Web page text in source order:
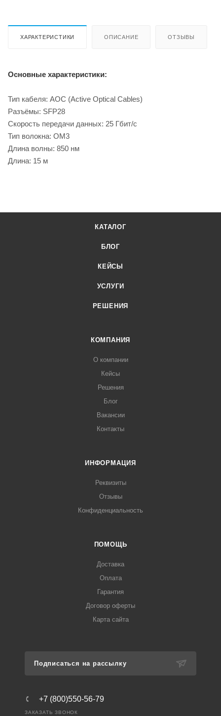
ХАРАКТЕРИСТИКИ ОПИСАНИЕ ОТЗЫВЫ
Основные характеристики:
Тип кабеля: AOC (Active Optical Cables)
Разъёмы: SFP28
Скорость передачи данных: 25 Гбит/с
Тип волокна: OM3
Длина волны: 850 нм
Длина: 15 м
КАТАЛОГ
БЛОГ
КЕЙСЫ
УСЛУГИ
РЕШЕНИЯ
КОМПАНИЯ
О компании
Кейсы
Решения
Блог
Вакансии
Контакты
ИНФОРМАЦИЯ
Реквизиты
Отзывы
Конфиденциальность
ПОМОЩЬ
Доставка
Оплата
Гарантия
Договор оферты
Карта сайта
Подписаться на рассылку
+7 (800)550-56-79
ЗАКАЗАТЬ ЗВОНОК